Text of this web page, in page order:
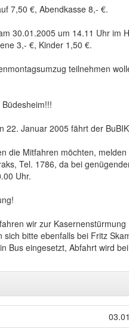
7,50 €, Abendkasse 8,- €.
30.01.2005 um 14.11 Uhr im
3,- €, Kinder 1,50 €.
teilnehmen
22. Januar 2005 fährt der
die Mitfahren möchten,
Tel. 1786, da bei
Uhr.
wir zur
sich bitte ebenfalls bei Fritz
Bus eingesetzt, Abfahrt wird